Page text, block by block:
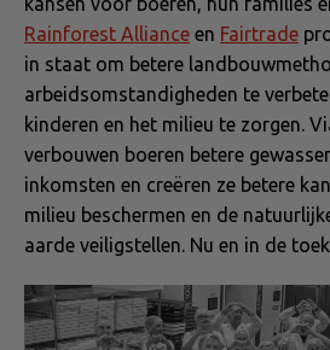
Rainforest Alliance en Fairtrade
in staat om betere
arbeidsomstandigheden te
kinderen en het milieu te zorgen.
verbouwen boeren betere
inkomsten en creëren ze betere
milieu beschermen en de
aarde veiligstellen. Nu en in de